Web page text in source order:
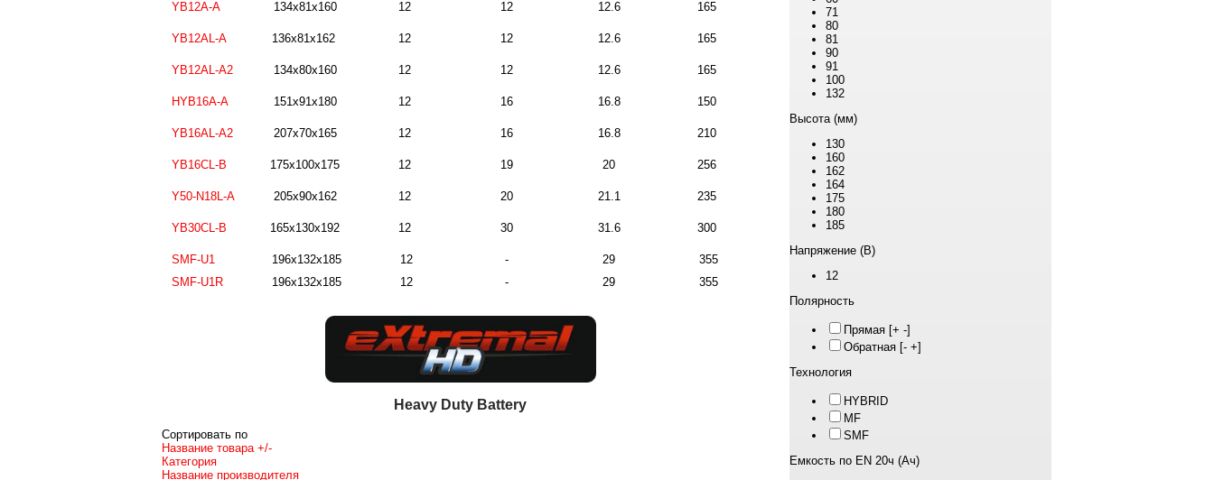
YB12A-A 134x81x160 12 12 12.6 165
YB12AL-A 136x81x162 12 12 12.6 165
YB12AL-A2 134x80x160 12 12 12.6 165
HYB16A-A 151x91x180 12 16 16.8 150
YB16AL-A2 207x70x165 12 16 16.8 210
YB16CL-B 175x100x175 12 19 20 256
Y50-N18L-A 205x90x162 12 20 21.1 235
YB30CL-B 165x130x192 12 30 31.6 300
SMF-U1 196x132x185 12 - 29
355
SMF-U1R
196x132x185 12 - 29 355
Heavy Duty Battery
Сортировать по
Название товара +/-
Категория
Название производителя
71
80
81
90
91
100
132
Высота (мм)
130
160
162
164
175
180
185
Напряжение (В)
12
Полярность
Прямая [+ -]
Обратная [- +]
Технология
HYBRID
MF
SMF
Емкость по EN 20ч (Ач)